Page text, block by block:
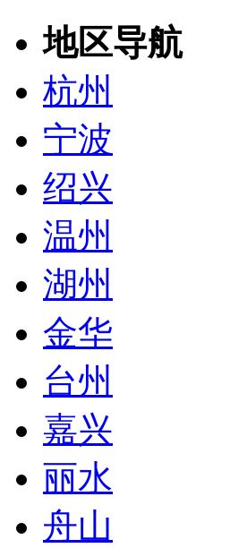
地区导航
杭州
宁波
绍兴
温州
湖州
金华
台州
嘉兴
丽水
舟山